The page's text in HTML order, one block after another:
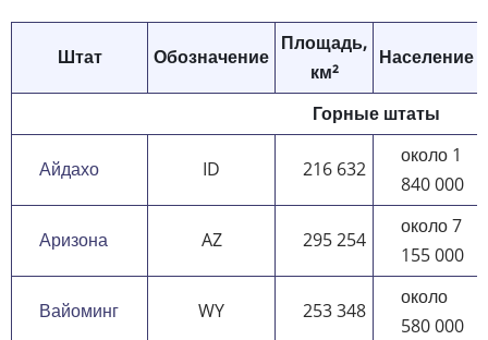
Штат Обозначение
Площадь,
км²
Население
Горные штаты
Айдахо ID 216 632
около 1
840 000
Аризона AZ 295 254
около 7
155 000
Вайоминг WY 253 348
около
580 000